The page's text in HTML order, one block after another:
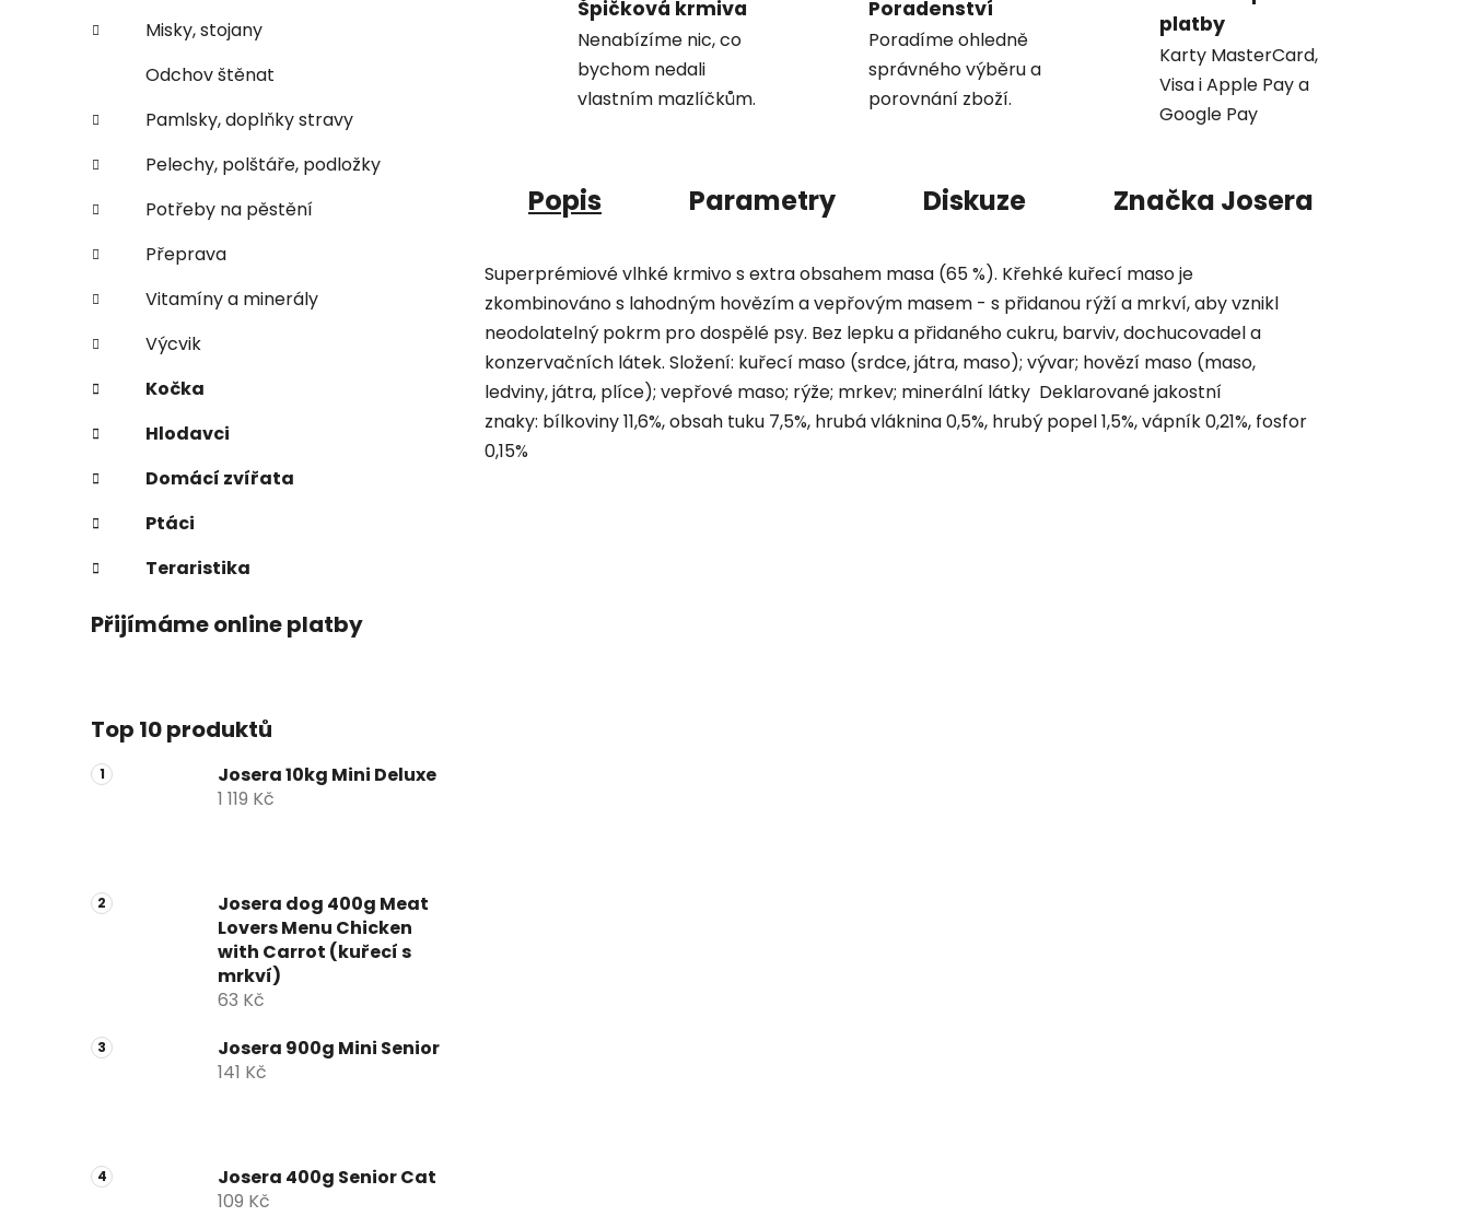
Misky, stojany
Odchov štěnat
Pamlsky, doplňky stravy
Pelechy, polštáře, podložky
Potřeby na pěstění
Přeprava
Vitamíny a minerály
Výcvik
Kočka
Hlodavci
Domácí zvířata
Ptáci
Teraristika
Přijímáme online platby
Top 10 produktů
Josera 10kg Mini Deluxe
1 119 Kč
Josera dog 400g Meat
Lovers Menu Chicken
with Carrot (kuřecí s
mrkví)
63 Kč
Josera 900g Mini Senior
141 Kč
Josera 400g Senior Cat
109 Kč
Špičková krmiva
Nenabízíme nic, co
bychom nedali
vlastním mazlíčkům.
Poradenství
Poradíme ohledně
správného výběru a
porovnání zboží.
platby
Karty MasterCard,
Visa i Apple Pay a
Google Pay
Popis Parametry Diskuze Značka Josera
Superprémiové vlhké krmivo s extra obsahem masa (65 %). Křehké kuřecí maso je
zkombinováno s lahodným hovězím a vepřovým masem - s přidanou rýží a mrkví, aby vznikl
neodolatelný pokrm pro dospělé psy. Bez lepku a přidaného cukru, barviv, dochucovadel a
konzervačních látek. Složení: kuřecí maso (srdce, játra, maso); vývar; hovězí maso (maso,
ledviny, játra, plíce); vepřové maso; rýže; mrkev; minerální látky Deklarované jakostní
znaky: bílkoviny 11,6%, obsah tuku 7,5%, hrubá vláknina 0,5%, hrubý popel 1,5%, vápník 0,21%, fosfor
0,15%